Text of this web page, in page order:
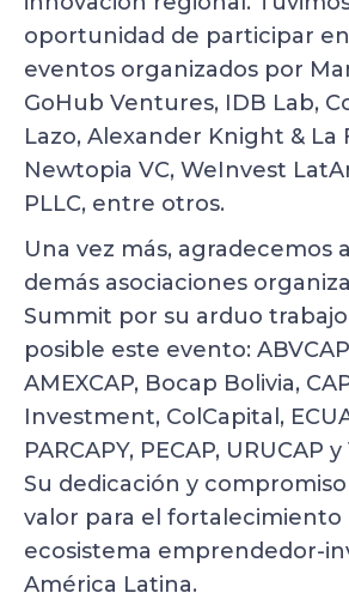
oportunidad de participar
eventos organizados por
GoHub Ventures, IDB Lab,
Lazo, Alexander Knight & La
Newtopia VC, WeInvest
PLLC, entre otros.
Una vez más, agradecemos a
demás asociaciones
Summit por su arduo
posible este evento:
AMEXCAP, Bocap Bolivia,
Investment, ColCapital,
PARCAPY, PECAP, URUCAP
Su dedicación y
valor para el fortalecimiento
ecosistema emprendedor-
América Latina.